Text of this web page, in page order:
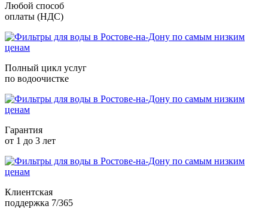
Любой способ
оплаты (НДС)
Полный цикл услуг
по водоочистке
Гарантия
от 1 до 3 лет
Клиентская
поддержка 7/365